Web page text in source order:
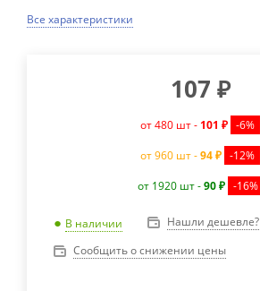
Все характеристики
107 ₽
от 480 шт - 101 ₽ -6%
от 960 шт -94 ₽ -12%
от 1920 шт -90 ₽ -16%
В наличии
Нашли дешевле?
Сообщить о снижении цены